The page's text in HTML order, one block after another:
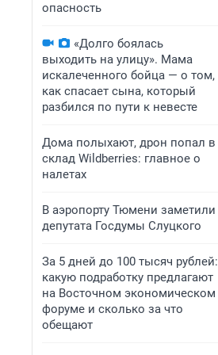
опасность
«Долго боялась
выходить на улицу». Мама
искалеченного бойца — о том,
как спасает сына, который
разбился по пути к невесте
Дома полыхают, дрон попал в
склад Wildberries: главное о
налетах
В аэропорту Тюмени заметили
депутата Госдумы Слуцкого
За 5 дней до 100 тысяч рублей:
какую подработку предлагают
на Восточном экономическом
форуме и сколько за что
обещают